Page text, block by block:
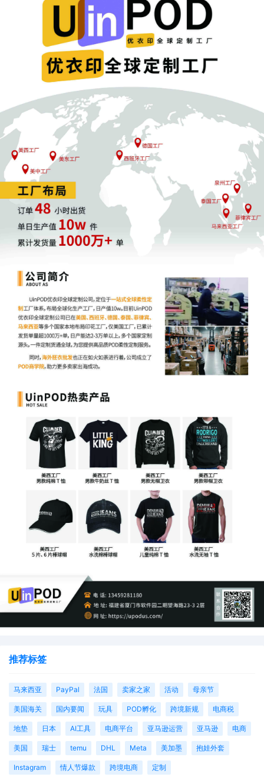
推荐标签
马来西亚 PayPal 法国 卖家之家 活动 母亲节
美国海关 国内要闻 玩具 POD孵化 跨境新规 电商税
地垫 日本 AI工具 电商平台 亚马逊运营 亚马逊 电商
美国 瑞士 temu DHL Meta 美加墨 抱娃外套
Instagram 情人节爆款 跨境电商 定制